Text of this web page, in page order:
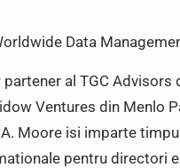
Data
al TGC Advisors
Ventures din Menlo
Moore isi imparte
pentru directori